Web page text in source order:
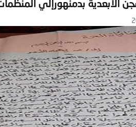
الأبعدية بدمنهورإلي